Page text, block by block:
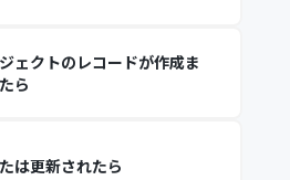
ェクトのレコードが作成ま
ら
は更新されたら